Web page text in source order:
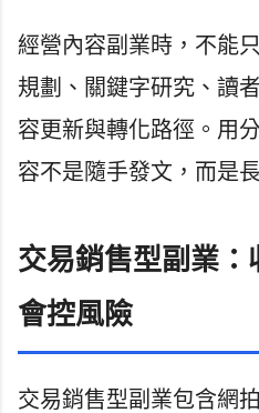
經營內容副業時，不能
規劃、關鍵字研究、讀
容更新與轉化路徑。用
容不是隨手發文，而是
交易銷售型副業
會控風險
交易銷售型副業包含網